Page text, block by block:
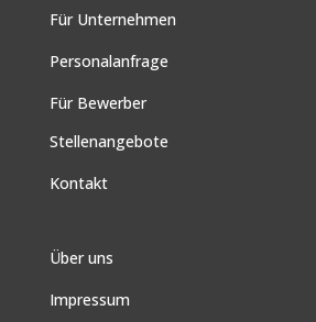
Für Unternehmen
Personalanfrage
Für Bewerber
Stellenangebote
Kontakt
Über uns
Impressum